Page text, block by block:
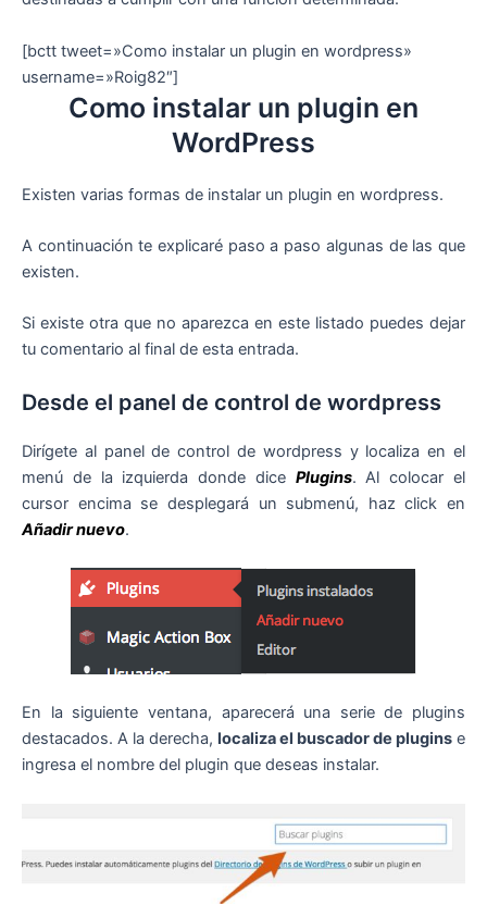
[bctt tweet=»Como instalar un plugin en wordpress»
username=»Roig82″]
Como instalar un plugin en
WordPress
Existen varias formas de instalar un plugin en wordpress.
A continuación te explicaré paso a paso algunas de las que
existen.
Si existe otra que no aparezca en este listado puedes dejar
tu comentario al final de esta entrada.
Desde el panel de control de wordpress
Dirígete al panel de control de wordpress y localiza en el
menú de la izquierda donde dice Plugins. Al colocar el
cursor encima se desplegará un submenú, haz click en
Añadir nuevo.
En la siguiente ventana, aparecerá una serie de plugins
destacados. A la derecha, localiza el buscador de plugins e
ingresa el nombre del plugin que deseas instalar.